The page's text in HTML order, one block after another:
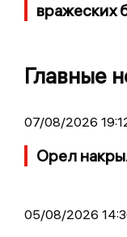
вражеских
Главные
07/08/2026
Орел
05/08/2026